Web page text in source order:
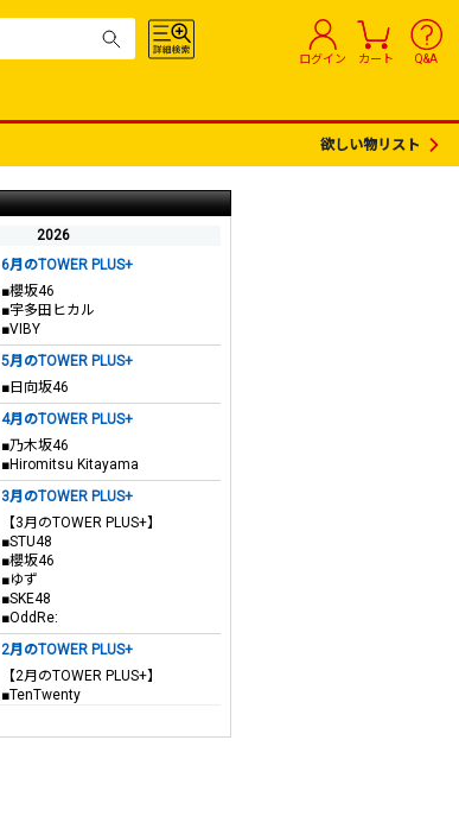
ログイン カート Q&A
欲しい物リスト
2026
6月のTOWER PLUS+
■櫻坂46
■宇多田ヒカル
■VIBY
5月のTOWER PLUS+
■日向坂46
4月のTOWER PLUS+
■乃木坂46
■Hiromitsu Kitayama
3月のTOWER PLUS+
【3月のTOWER PLUS+】
■STU48
■櫻坂46
■ゆず
■SKE48
■OddRe:
2月のTOWER PLUS+
【2月のTOWER PLUS+】
■TenTwenty